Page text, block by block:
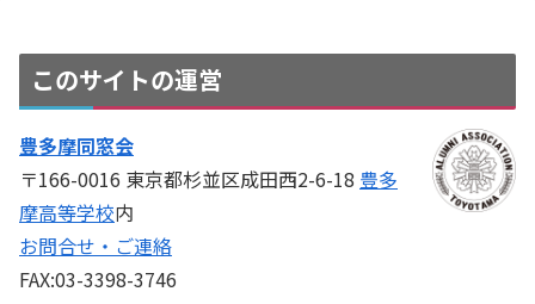
このサイトの運営
豊多摩同窓会
〒166-0016 東京都杉並区成田西2-6-18 豊多
摩高等学校内
お問合せ・ご連絡
FAX:03-3398-3746